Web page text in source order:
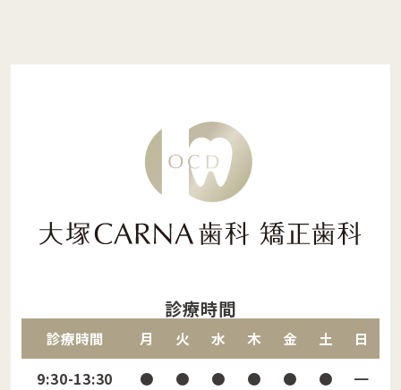
診療時間
診療時間 月 火 水 木 金 土 日
9:30-13:30 ● ● ● ● ● ● ━